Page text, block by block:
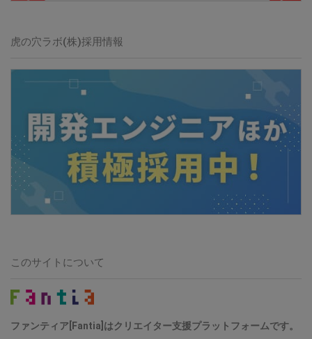
虎の穴ラボ(株)採用情報
このサイトについて
ファンティア[Fantia]はクリエイター支援プラットフォームです。